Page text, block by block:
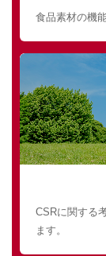
食品素材の機
CSRに関する
ます。